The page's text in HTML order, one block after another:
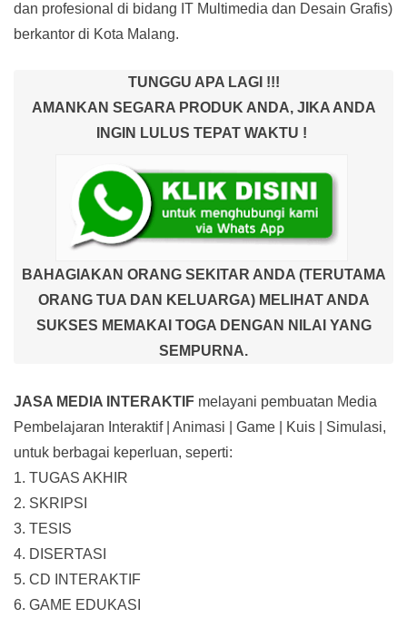
dan profesional di bidang IT Multimedia dan Desain Grafis)
berkantor di Kota Malang.
TUNGGU APA LAGI !!!
AMANKAN SEGARA PRODUK ANDA, JIKA ANDA
INGIN LULUS TEPAT WAKTU !
BAHAGIAKAN ORANG SEKITAR ANDA (TERUTAMA
ORANG TUA DAN KELUARGA) MELIHAT ANDA
SUKSES MEMAKAI TOGA DENGAN NILAI YANG
SEMPURNA.
JASA MEDIA INTERAKTIF melayani pembuatan Media
Pembelajaran Interaktif| Animasi | Game | Kuis | Simulasi,
untuk berbagai keperluan, seperti:
1. TUGAS AKHIR
2. SKRIPSI
3. TESIS
4. DISERTASI
5. CD INTERAKTIF
6. GAME EDUKASI